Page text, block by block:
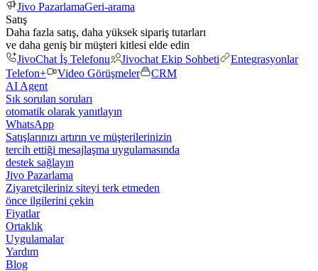
Jivo PazarlamaGeri-arama
Satış
Daha fazla satış, daha yüksek sipariş tutarları
ve daha geniş bir müşteri kitlesi elde edin
JivoChat İş Telefonu
Jivochat Ekip Sohbeti
Entegrasyonlar
Telefon+
Video Görüşmeler
CRM
AI Agent
Sık sorulan soruları
otomatik olarak yanıtlayın
WhatsApp
Satışlarınızı artırın ve müşterilerinizin
tercih ettiği mesajlaşma uygulamasında
destek sağlayın
Jivo Pazarlama
Ziyaretçileriniz siteyi terk etmeden
önce ilgilerini çekin
Fiyatlar
Ortaklık
Uygulamalar
Yardım
Blog